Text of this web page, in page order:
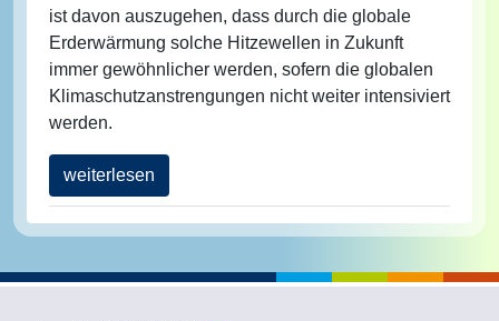
ist davon auszugehen, dass durch die globale
Erderwärmung solche Hitzewellen in Zukunft
immer gewöhnlicher werden, sofern die globalen
Klimaschutzanstrengungen nicht weiter intensiviert
werden.
weiterlesen